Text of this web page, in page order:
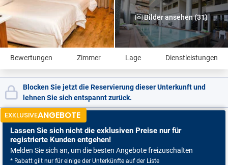
Bilder ansehen (31)
Bewertungen Zimmer Lage Dienstleistungen
Blocken Sie jetzt die Reservierung dieser Unterkunft und
lehnen Sie sich entspannt zurück.
EXKLUSIVEANGEBOTE
Lassen Sie sich nicht die exklusiven Preise nur für
registrierte Kunden entgehen!
Melden Sie sich an, um die besten Angebote freizuschalten
* Rabatt gilt nur für einige der Unterkünfte auf der Liste